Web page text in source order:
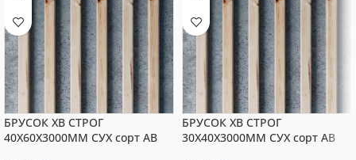
БРУСОК ХВ СТРОГ
40X60X3000ММ СУХ сорт АВ
БРУСОК ХВ СТРОГ
30X40X3000ММ СУХ сорт АВ